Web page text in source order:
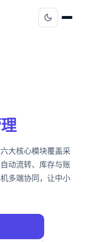
大核心模块覆盖采
动流转、库存与账
多端协同，让中小